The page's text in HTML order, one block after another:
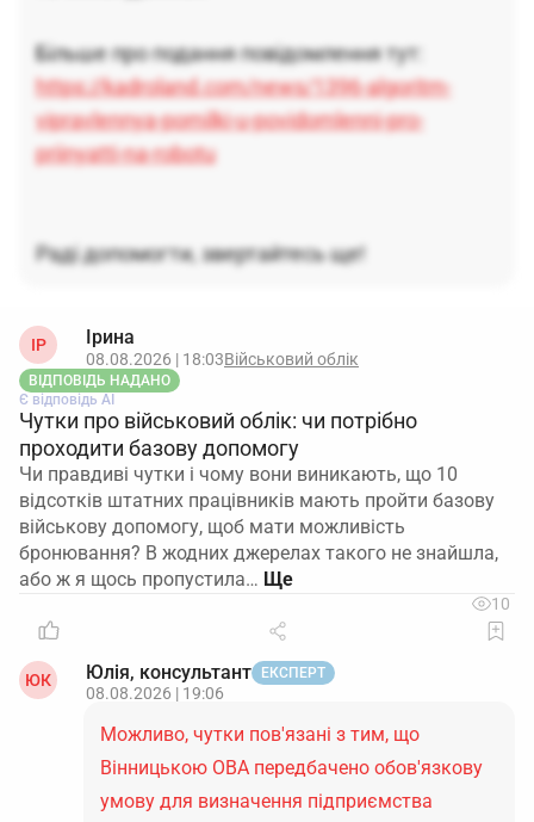
Більше про подання повідомлення тут:
https://kadroland.com/news/1396-algoritm-
vipravlennya-pomilki-u-povidomlenni-pro-
priinyatti-na-robotu
Раді допомогти, звертайтесь ще!
ІР Ірина
08.08.2026 | 18:03Військовий облік
ВІДПОВІДЬ НАДАНО
Є відповідь АІ
Чутки про військовий облік: чи потрібно
проходити базову допомогу
Чи правдиві чутки і чому вони виникають, що 10
відсотків штатних працівників мають пройти базову
військову допомогу, щоб мати можливість
бронювання? В жодних джерелах такого не знайшла,
або ж я щось пропустила…
10
ЮК Юлія, консультант ЕКСПЕРТ
08.08.2026 | 19:06
Можливо, чутки пов'язані з тим, що
Вінницькою ОВА передбачено обов'язкову
умову для визначення підприємства